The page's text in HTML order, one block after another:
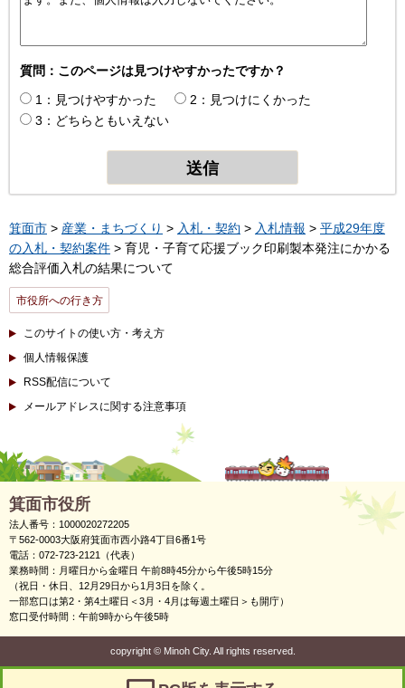
質問：このページは見つけやすかったですか？
1：見つけやすかった
2：見つけにくかった
3：どちらともいえない
箕面市 > 産業・まちづくり > 入札・契約 > 入札情報 > 平成29年度
の入札・契約案件 > 育児・子育て応援ブック印刷製本発注にかかる
総合評価入札の結果について
市役所への行き方
このサイトの使い方・考え方
個人情報保護
RSS配信について
メールアドレスに関する注意事項
箕面市役所
法人番号：1000020272205
〒562-0003大阪府箕面市西小路4丁目6番1号
電話：072-723-2121（代表）
業務時間：月曜日から金曜日 午前8時45分から午後5時15分
（祝日・休日、12月29日から1月3日を除く。
一部窓口は第2・第4土曜日＜3月・4月は毎週土曜日＞も開庁）
窓口受付時間：午前9時から午後5時
copyright ©Minoh City. All rights reserved.